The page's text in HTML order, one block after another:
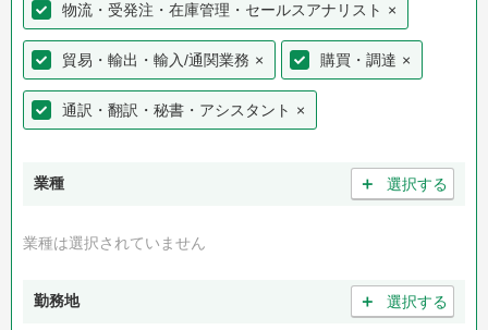
物流・受発注・在庫管理・セールスアナリスト ×
貿易・輸出・輸入/通関業務 × 購買・調達 ×
通訳・翻訳・秘書・アシスタント ×
業種 ＋ 選択する
業種は選択されていません
勤務地 ＋ 選択する